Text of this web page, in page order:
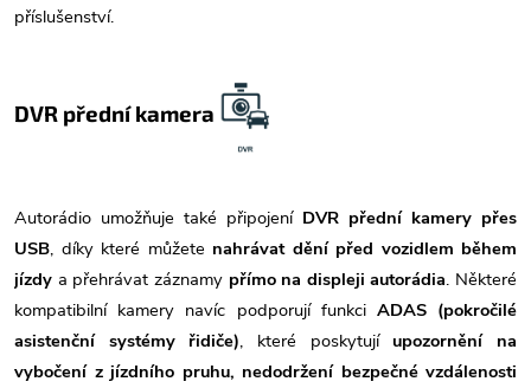
příslušenství.
DVR přední kamera
Autorádio umožňuje také připojení DVR přední kamery přes
USB, díky které můžete nahrávat dění před vozidlem během
jízdy a přehrávat záznamy přímo na displeji autorádia. Některé
kompatibilní kamery navíc podporují funkci ADAS (pokročilé
asistenční systémy řidiče), které poskytujíupozornění na
vybočení z jízdního pruhu, nedodržení bezpečné vzdálenosti